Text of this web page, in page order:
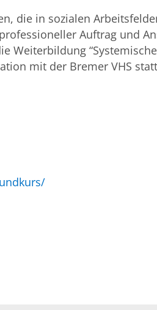
die in sozialen
Auftrag und
Weiterbildung
mit der Bremer VHS